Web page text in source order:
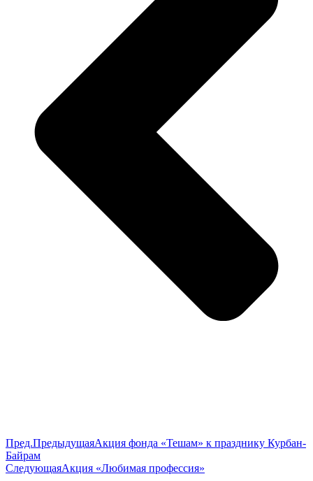
Пред.ПредыдущаяАкция фонда «Тешам» к празднику Курбан-
Байрам
СледующаяАкция «Любимая профессия»